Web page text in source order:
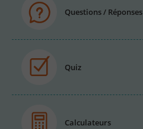
Questions / Réponses
Quiz
Calculateurs